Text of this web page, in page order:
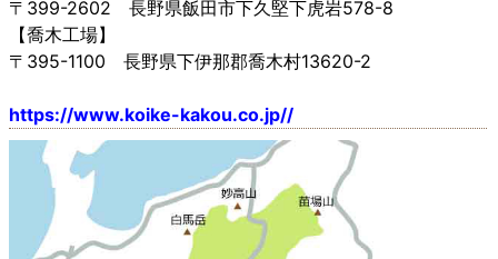
〒399-2602 長野県飯田市下久堅下虎岩578-8
【喬木工場】
〒395-1100 長野県下伊那郡喬木村13620-2
https://www.koike-kakou.co.jp//